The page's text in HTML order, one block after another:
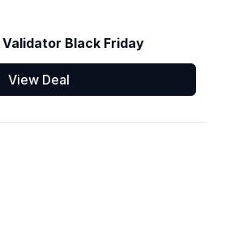
Black Friday
View Deal